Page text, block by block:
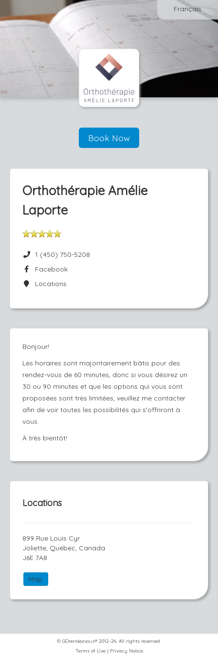
Français
Book Now
Orthothérapie Amélie
Laporte
1 (450) 750-5208
Facebook
Locations
Bonjour!
Les horaires sont majoritairement bâtis pour des
rendez-vous de 60 minutes, donc si vous désirez un
30 ou 90 minutes et que les options qui vous sont
proposées sont très limitées, veuillez me contacter
afin de voir toutes les possibilités qui s'offriront à
vous.
À très bientôt!
Locations
899 Rue Louis Cyr
Joliette, Québec, Canada
J6E 7A8
Map
© GOrendezvous® 2012-26. All rights reserved.
Terms of Use| Privacy Notice